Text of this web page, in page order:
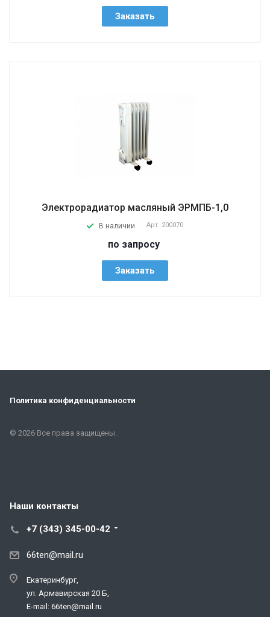
Заказать
Электрорадиатор масляный ЭРМПБ-1,0
В наличии Арт. 200070
по запросу
Заказать
Политика конфиденциальности
© 2026 Все права защищены.
Наши контакты
+7 (343) 345-00-42
66ten@mail.ru
Екатеринбург,
ул. Армавирская 20 Б,
E-mail: 66ten@mail.ru